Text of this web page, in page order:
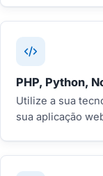
PHP, Python,
Utilize a sua
sua aplicação